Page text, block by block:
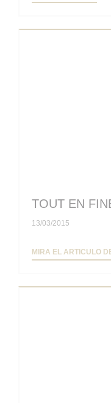
TOUT EN
13/03/2015
MIRA EL ARTICULO